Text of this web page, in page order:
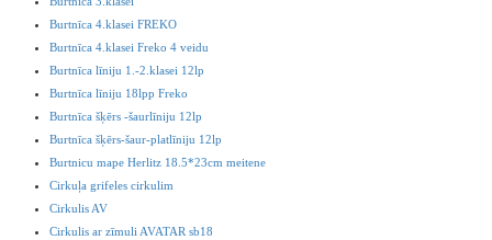
Burtnīca 4.klasei FREKO
Burtnīca 4.klasei Freko 4 veidu
Burtnīca līniju 1.-2.klasei 12lp
Burtnīca līniju 18lpp Freko
Burtnīca šķērs -šaurlīniju 12lp
Burtnīca šķērs-šaur-platlīniju 12lp
Burtnicu mape Herlitz 18.5*23cm meitene
Cirkuļa grifeles cirkulim
Cirkulis AV
Cirkulis ar zīmuli AVATAR sb18